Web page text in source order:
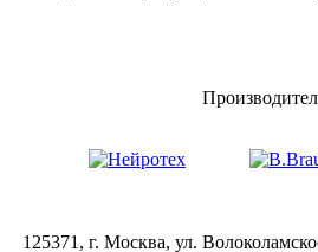
125371, г. Москва, ул.